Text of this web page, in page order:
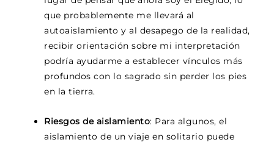
que probablemente me llevará al
autoaislamiento y al desapego de la realidad,
recibir orientación sobre mi interpretación
podría ayudarme a establecer vínculos más
profundos con lo sagrado sin perder los pies
en la tierra.
Riesgos de aislamiento: Para algunos, el
aislamiento de un viaje en solitario puede